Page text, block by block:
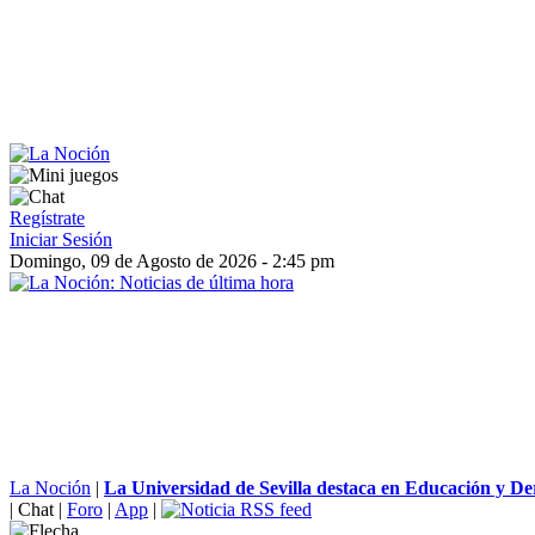
Regístrate
Iniciar Sesión
Domingo, 09 de Agosto de 2026 - 2:45 pm
La Noción | La Universidad de Sevilla destaca en Educación y
| Chat | Foro | App |